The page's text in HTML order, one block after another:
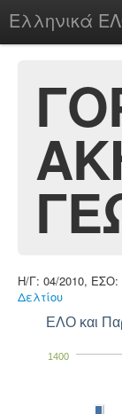
Ελληνικά
chesstu.be @
Login
Η/Γ: 04/2010, ΕΣΟ:
Δελτίου
ΕΛΟ και
1400